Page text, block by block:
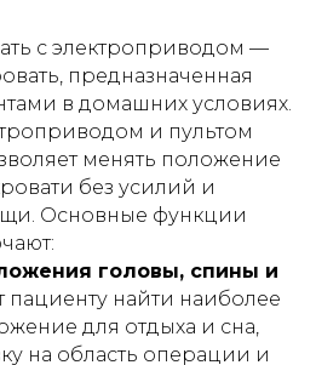
с электроприводом —
предназначенная
в домашних условиях.
и пультом
менять положение
без усилий и
Основные функции
головы, спины и
пациенту найти наиболее
для отдыха и сна,
на область операции и